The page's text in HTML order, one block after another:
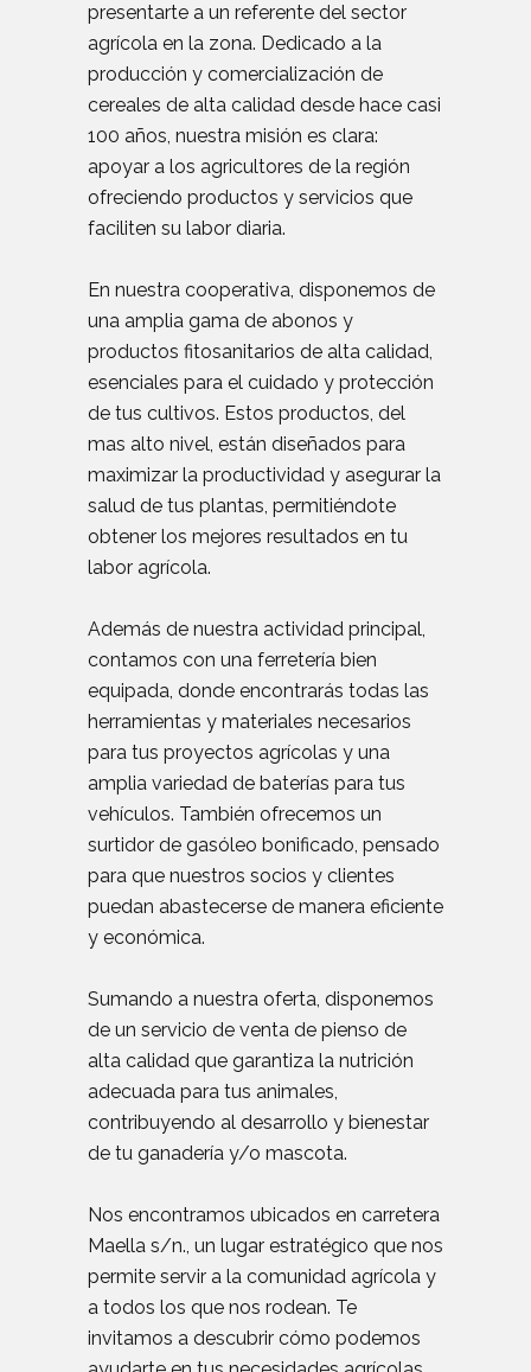
presentarte a un referente del sector
agrícola en la zona. Dedicado a la
producción y comercialización de
cereales de alta calidad desde hace casi
100 años, nuestra misión es clara:
apoyar a los agricultores de la región
ofreciendo productos y servicios que
faciliten su labor diaria.
En nuestra cooperativa, disponemos de
una amplia gama de abonos y
productos fitosanitarios de alta calidad,
esenciales para el cuidado y protección
de tus cultivos. Estos productos, del
mas alto nivel, están diseñados para
maximizar la productividad y asegurar la
salud de tus plantas, permitiéndote
obtener los mejores resultados en tu
labor agrícola.
Además de nuestra actividad principal,
contamos con una ferretería bien
equipada, donde encontrarás todas las
herramientas y materiales necesarios
para tus proyectos agrícolas y una
amplia variedad de baterías para tus
vehículos. También ofrecemos un
surtidor de gasóleo bonificado, pensado
para que nuestros socios y clientes
puedan abastecerse de manera eficiente
y económica.
Sumando a nuestra oferta, disponemos
de un servicio de venta de pienso de
alta calidad que garantiza la nutrición
adecuada para tus animales,
contribuyendo al desarrollo y bienestar
de tu ganadería y/o mascota.
Nos encontramos ubicados en carretera
Maella s/n., un lugar estratégico que nos
permite servir a la comunidad agrícola y
a todos los que nos rodean. Te
invitamos a descubrir cómo podemos